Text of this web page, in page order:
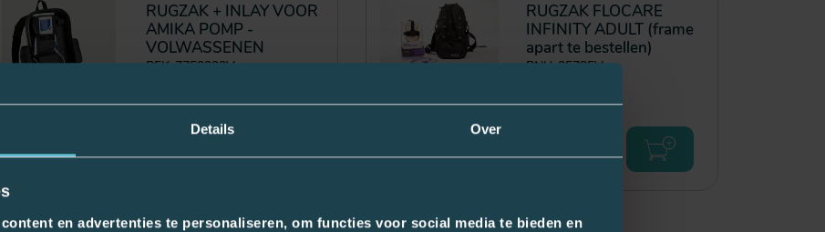
Details Over
en advertenties te personaliseren, om functies voor social media te bieden en
RUGZAK + INLAY VOOR
AMIKA POMP -
VOLWASSENEN
PFK-7752323V
€ 182
RUGZAK FLOCARE
INFINITY ADULT (frame
apart te bestellen)
PNU-35785V
€ 57